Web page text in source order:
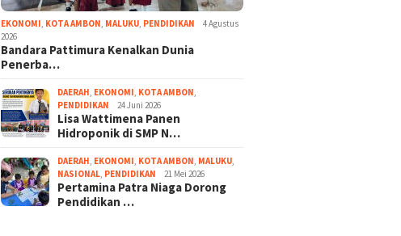
EKONOMI, KOTA AMBON, MALUKU, PENDIDIKAN
4 Agustus
2026
Bandara Pattimura Kenalkan Dunia
Penerba…
DAERAH, EKONOMI, KOTA AMBON,
PENDIDIKAN
24 Juni 2026
Lisa Wattimena Panen
Hidroponik di SMP N…
DAERAH, EKONOMI, KOTA AMBON, MALUKU,
NASIONAL, PENDIDIKAN 21 Mei 2026
Pertamina Patra Niaga Dorong
Pendidikan …